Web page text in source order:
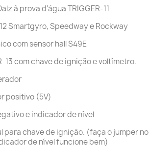
à prova d'água TRIGGER-11
Smartgyro, Speedway e Rockway
com sensor hall S49E
13 com chave de ignição e voltímetro.
positivo (5V)
e indicador de nível
para chave de ignição. (faça o jumper no
de nível funcione bem)